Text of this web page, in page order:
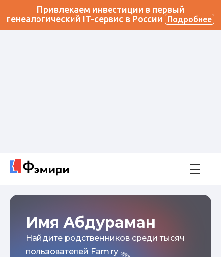
Привлекаем инвестиции в первый
генеалогический IT-сервис в России
Подробнее
Имя Абдураман
Найдите родственников среди тысяч
пользователей Famiry